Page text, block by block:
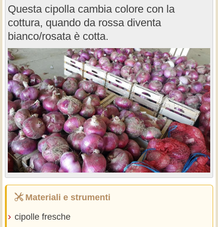
Questa cipolla cambia colore con la
cottura, quando da rossa diventa
bianco/rosata è cotta.
Materiali e strumenti
cipolle fresche